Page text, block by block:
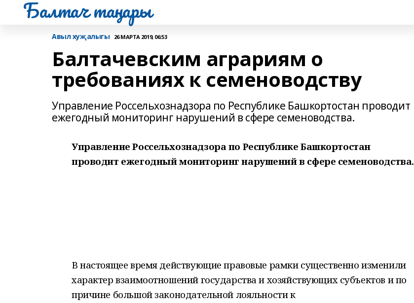
Балтач таңнары
Авыл хуҗалыгы 26 МАРТА 2019, 06:53
Балтачевским аграриям о
требованиях к семеноводству
Управление Россельхознадзора по Республике Башкортостан проводит
ежегодный мониторинг нарушений в сфере семеноводства.
Управление Россельхознадзора по Республике Башкортостан
проводит ежегодный мониторинг нарушений в сфере семеноводства.
В настоящее время действующие правовые рамки существенно изменили
характер взаимоотношений государства и хозяйствующих субъектов и по
причине большой законодательной лояльности к